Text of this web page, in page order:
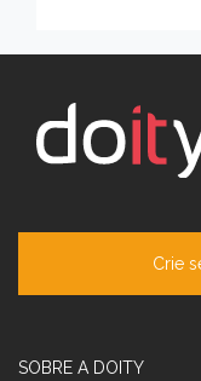
Crie
SOBRE A DOITY